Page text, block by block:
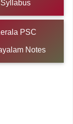
Syllabus
PSC
Notes